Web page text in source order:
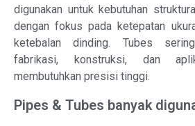
digunakan untuk kebutuhan
dengan fokus pada ketepatan
ketebalan dinding. Tubes
fabrikasi, konstruksi, dan
membutuhkan presisi tinggi.
Pipes & Tubes banyak